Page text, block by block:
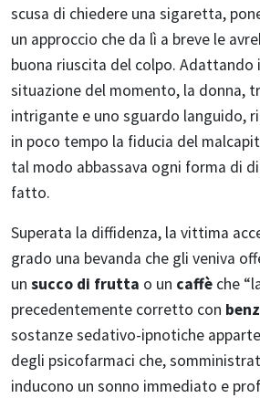
scusa di chiedere una sigaretta,
un approccio che da lì a breve le
buona riuscita del colpo. Adattando
situazione del momento, la donna,
intrigante e uno sguardo languido,
in poco tempo la fiducia del
tal modo abbassava ogni forma di
fatto.
Superata la diffidenza, la vittima
grado una bevanda che gli veniva
un succo di frutta o un caffè che
precedentemente corretto con
sostanze sedativo-ipnotiche
degli psicofarmaci che,
inducono un sonno immediato e